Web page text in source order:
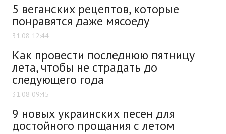
5 веганских рецептов, которые
понравятся даже мясоеду
31.08 12:44
Как провести последнюю пятницу
лета, чтобы не страдать до
следующего года
31.08 09:45
9 новых украинских песен для
достойного прощания с летом